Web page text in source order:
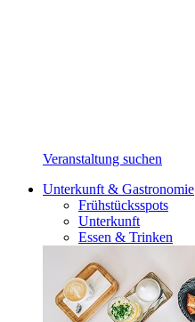
Veranstaltung suchen
Unterkunft & Gastronomie
Frühstücksspots
Unterkunft
Essen & Trinken